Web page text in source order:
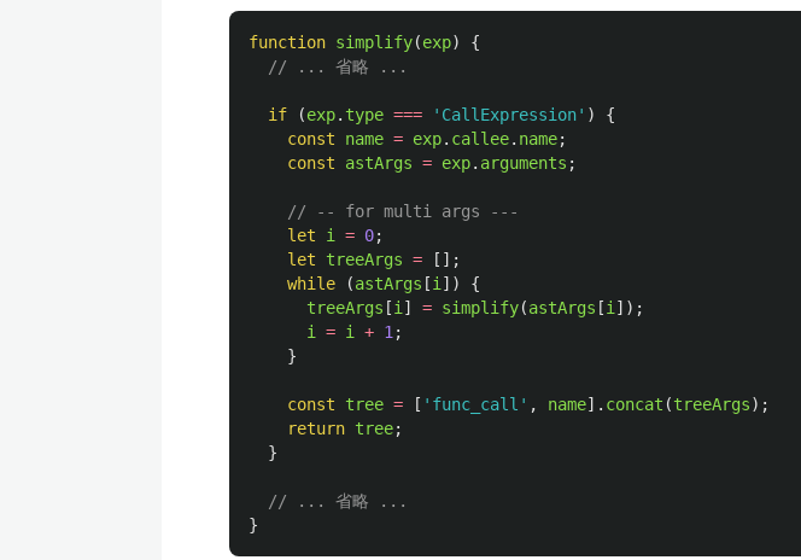
function simplify(exp)
{
// ... 省略 ...
if (exp. type === ' CallExpression' )
{
const
name = exp. callee. name;
const
astArgs = exp. arguments ;
// -- for multi args ---
let
i = 0;
let
treeArgs =
[];
while
(astArgs [i ])
{
treeArgs [i ] = simplify(astArgs [i ]);
i
= i + 1 ;
}
const tree = [ ' func_call ' , name]. concat (treeArgs);
return tree;
}
// ... 省略 ...
}